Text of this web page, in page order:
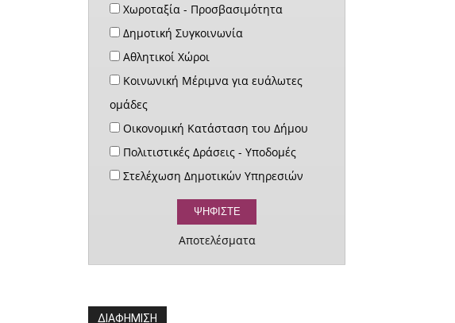
Χωροταξία - Προσβασιμότητα
Δημοτική Συγκοινωνία
Αθλητικοί Χώροι
Κοινωνική Μέριμνα για ευάλωτες
ομάδες
Οικονομική Κατάσταση του Δήμου
Πολιτιστικές Δράσεις - Υποδομές
Στελέχωση Δημοτικών Υπηρεσιών
Αποτελέσματα
ΔΙΑΦΗΜΙΣΗ